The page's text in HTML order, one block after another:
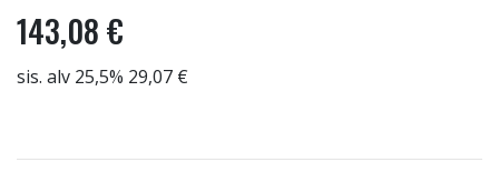
143,08 €
sis. alv 25,5% 29,07 €